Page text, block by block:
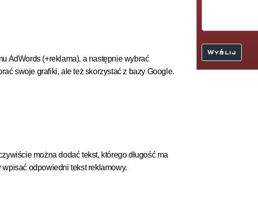
AdWords (+reklama), a następnie wybrać
swoje grafiki, ale też skorzystać z bazy Google.
można dodać tekst, którego długość ma
wpisać odpowiedni tekst reklamowy.